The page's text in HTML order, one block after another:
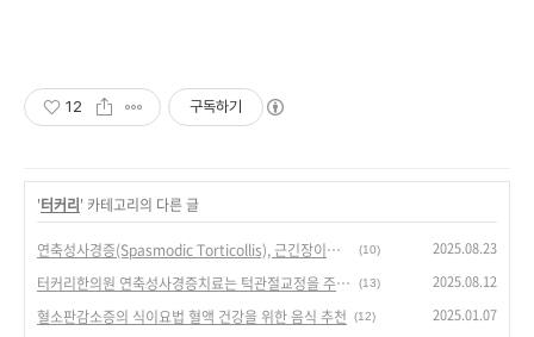
12 구독하기
'터커리' 카테고리의 다른 글
연축성사경증(Spasmodic Torticollis), 근긴장이상증(Dystonia) 터커리한의원 (10) 2025.08.23
터커리한의원 연축성사경증치료는 턱관절교정을 주시하라 (13) 2025.08.12
혈소판감소증의 식이요법 혈액 건강을 위한 음식 추천 (12) 2025.01.07